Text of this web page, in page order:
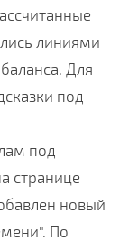
линиями
Для
под
под
странице
новый
По